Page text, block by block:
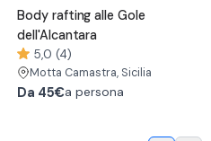
Body rafting alle Gole
dell'Alcantara
5,0 (4)
Motta Camastra, Sicilia
Da 45€a persona